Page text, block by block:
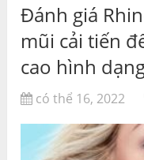
Đánh giá
mũi cải tiến
cao hình
có thể 16, 2022